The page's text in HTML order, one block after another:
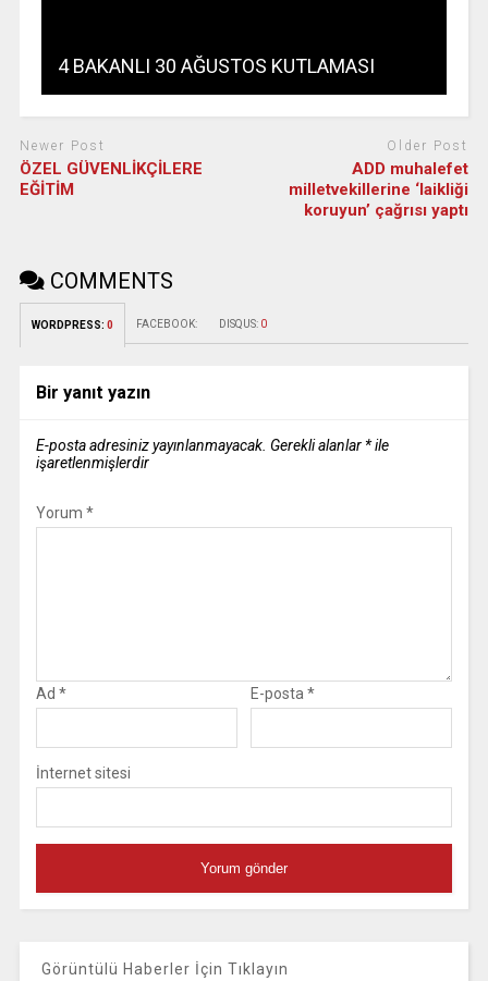
4 BAKANLI 30 AĞUSTOS KUTLAMASI
Newer Post
ÖZEL GÜVENLİKÇİLERE
EĞİTİM
Older Post
ADD muhalefet
milletvekillerine ‘laikliği
koruyun’ çağrısı yaptı
COMMENTS
WORDPRESS: 0 FACEBOOK: DISQUS: 0
Bir yanıt yazın
E-posta adresiniz yayınlanmayacak. Gerekli alanlar *ile
işaretlenmişlerdir
Yorum *
Ad * E-posta *
İnternet sitesi
Görüntülü Haberler İçin Tıklayın